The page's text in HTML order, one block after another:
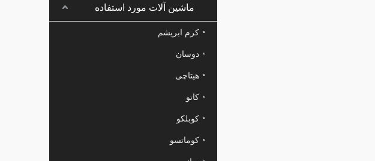
ماشین آلات مورد استفاده
کرم ابریشم
دوسان
هیتاچی
کاتو
کوبلکو
کوماتسو